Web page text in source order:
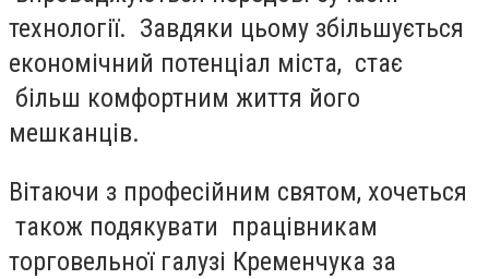
технології. Завдяки цьому збільшується
економічний потенціал міста, стає
більш комфортним життя його
мешканців.
Вітаючи з професійним святом, хочеться
також подякувати працівникам
торговельної галузі Кременчука за